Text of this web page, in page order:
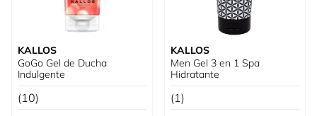
KALLOS
GoGo Gel de Ducha
Indulgente
(10)
KALLOS
Men Gel 3 en 1 Spa
Hidratante
(1)